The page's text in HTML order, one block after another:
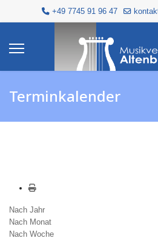
+49 7745 91 96 47
Terminkalender
Nach Jahr
Nach Monat
Nach Woche